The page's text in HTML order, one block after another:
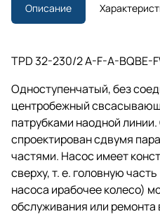
Описание
TPD 32-230/2 A-F-A-BQBE-
Одноступенчатый, без
центробежный
патрубками наодной
спроектирован сдвумя
частями. Насос имеет
сверху,т. е. головную
насоса ирабочее колесо)
обслуживания или ремонта